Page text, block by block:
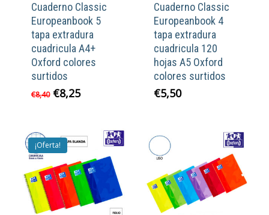
Cuaderno Classic
Europeanbook 5
tapa extradura
cuadricula A4+
Oxford colores
surtidos
€8,40 El
era:
€8,40.
€8,25El
es:
€8,25.
Cuaderno Classic
Europeanbook 4
tapa extradura
cuadricula 120
hojas A5 Oxford
colores surtidos
€5,50
¡Oferta!